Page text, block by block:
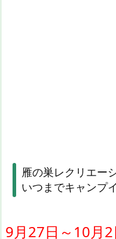
雁の巣レクリエー
いつまでキャンプ
9月27日～10月